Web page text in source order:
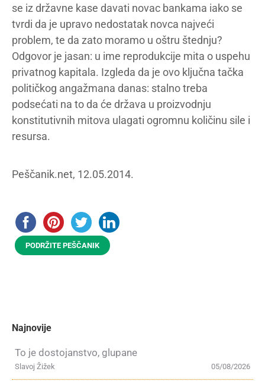
se iz državne kase davati novac bankama iako se
tvrdi da je upravo nedostatak novca najveći
problem, te da zato moramo u oštru štednju?
Odgovor je jasan: u ime reprodukcije mita o uspehu
privatnog kapitala. Izgleda da je ovo ključna tačka
političkog angažmana danas: stalno treba
podsećati na to da će država u proizvodnju
konstitutivnih mitova ulagati ogromnu količinu sile i
resursa.
Peščanik.net, 12.05.2014.
PODRŽITE PEŠČANIK
Najnovije
To je dostojanstvo, glupane
05/08/2026
Slavoj Žižek